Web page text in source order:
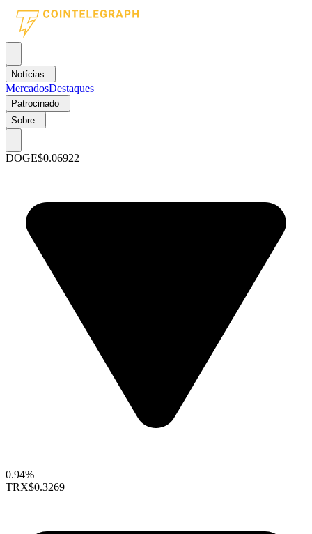
Notícias
MercadosDestaques
Patrocinado
Sobre
DOGE$0.06922
0.94%
TRX$0.3269